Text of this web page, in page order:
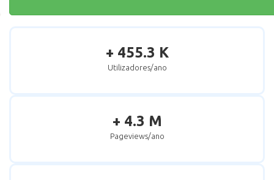
+ 455.3 K
Utilizadores/ano
+ 4.3 M
Pageviews/ano